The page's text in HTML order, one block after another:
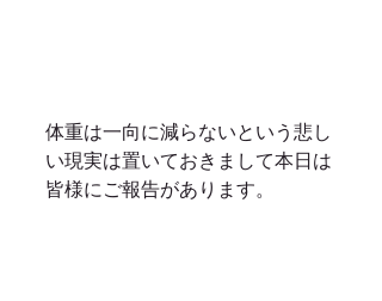
体重は一向に減らないという悲し
い現実は置いておきまして本日は
皆様にご報告があります。